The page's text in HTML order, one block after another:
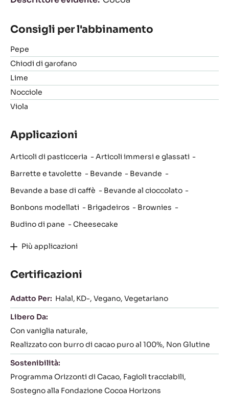
Consigli per l'abbinamento
Pepe
Chiodi di garofano
Lime
Nocciole
Viola
Applicazioni
Articoli di pasticceria
Articoli immersi e glassati
Barrette e tavolette
Bevande
Bevande
Bevande a base di caffè
Bevande al cioccolato
Bonbons modellati
Brigadeiros
Brownies
Budino di pane
Cheesecake
Più applicazioni
Certificazioni
Adatto Per: Halal KD- Vegano Vegetariano
Libero Da:
Con vaniglia naturale
Realizzato con burro di cacao puro al 100% Non Glutine
Sostenibilità:
Programma Orizzonti di Cacao Fagioli tracciabili
Sostegno alla Fondazione Cocoa Horizons